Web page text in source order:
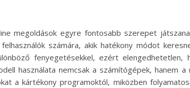
megoldások egyre fontosabb szerepet
számára, akik hatékony módot
fenyegetésekkel, ezért elengedhetetlen,
használata nemcsak a számítógépek, hanem a
a kártékony programoktól, miközben